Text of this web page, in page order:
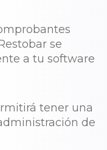
se
a tu software
tener una
de